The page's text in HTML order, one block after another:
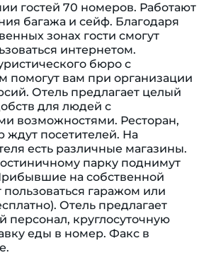
гостей 70 номеров. Работают
багажа и сейф. Благодаря
зонах гости смогут
интернетом.
бюро с
помогут вам при организации
Отель предлагает целый
для людей с
возможностями. Ресторан,
ждут посетителей. На
есть различные магазины.
парку поднимут
на собственной
гаражом или
Отель предлагает
персонал, круглосуточную
еды в номер. Факс в